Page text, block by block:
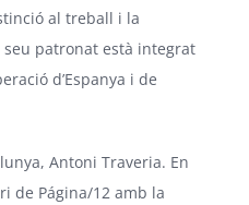
al treball i la
seu patronat està integrat
d’Espanya i de
Antoni Traveria. En
de Página/12 amb la